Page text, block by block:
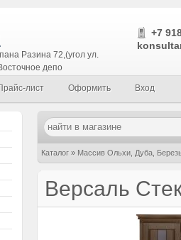
Разина 72,(угол ул.
депо
+7
лист Оформить Вход
Каталог » Массив Ольхи, Дуба,
Версаль